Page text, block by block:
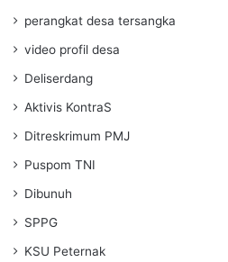
perangkat desa tersangka
video profil desa
Deliserdang
Aktivis KontraS
Ditreskrimum PMJ
Puspom TNI
Dibunuh
SPPG
KSU Peternak